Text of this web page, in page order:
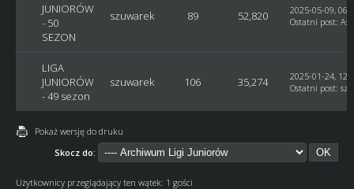
JUNIORÓW
- 50
SEZON
szuwarek 89 52,820
2025-05-09,
Ostatni post:
LIGA
JUNIORÓW
- 49 sezon
szuwarek 106 35,274
2025-01-24,
Ostatni post:
Pokaż wersję do druku
Skocz do:
Użytkownicy przeglądający ten wątek: 1 gości